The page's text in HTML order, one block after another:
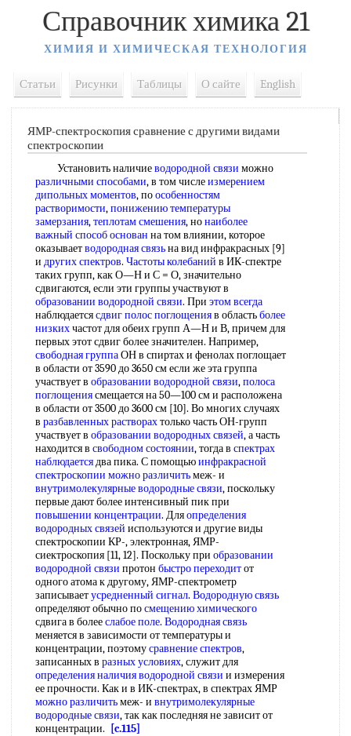
Справочник химика 21
ХИМИЯ И ХИМИЧЕСКАЯ ТЕХНОЛОГИЯ
Статьи Рисунки Таблицы О сайте English
ЯМР-спектроскопия сравнение с другими видами
спектроскопии
Установить наличиеводородной связи можно
различными способами, в том числеизмерением
дипольных моментов, поособенностям
растворимости,понижению температуры
замерзания,теплотам смешения, нонаиболее
важный способ основан на том влиянии, которое
оказываетводородная связьна вид инфракрасных [9]
и других спектров. Частоты колебаний в ИК-спектре
таких групп, как О—Н и С = О, значительно
сдвигаются, если эти группы участвуют в
образовании водородной связи. При этом всегда
наблюдаетсясдвиг полос поглощенияв областьболее
низкихчастот для обеих групп А—Н и В, причем для
первых этот сдвиг более значителен. Например,
свободная группаОН в спиртах и фенолах поглощает
в области от 3590 до 3650 см если же эта группа
участвует в образовании водородной связи,полоса
поглощениясмещается на 50—100 см и расположена
в области от 3500 до 3600 см [10]. Во многих случаях
в разбавленных растворахтолько часть ОН-групп
участвует в образовании водородных связей, а часть
находится в свободном состоянии, тогда в спектрах
наблюдаетсядва пика. С помощьюинфракрасной
спектроскопии можно различитьмеж- и
внутримолекулярные водородные связи, поскольку
первые дают более интенсивный пик при
повышении концентрации. Дляопределения
водородных связей используются и другие виды
спектроскопии КР-, электронная, ЯМР-
сиектроскопия [11, 12]. Поскольку при образовании
водородной связи протон быстро переходитот
одного атома к другому, ЯМР-спектрометр
записываетусредненный сигнал. Водородную связь
определяют обычно посмещению химического
сдвига в болееслабое поле. Водородная связь
меняется в зависимости от температуры и
концентрации, поэтомусравнение спектров,
записанных в разных условиях, служит для
определения наличияводородной связи и измерения
ее прочности. Как и в ИК-спектрах, в спектрах ЯМР
можно различитьмеж- и внутримолекулярные
водородные связи, так как последняя не зависит от
концентрации.
[c.115]